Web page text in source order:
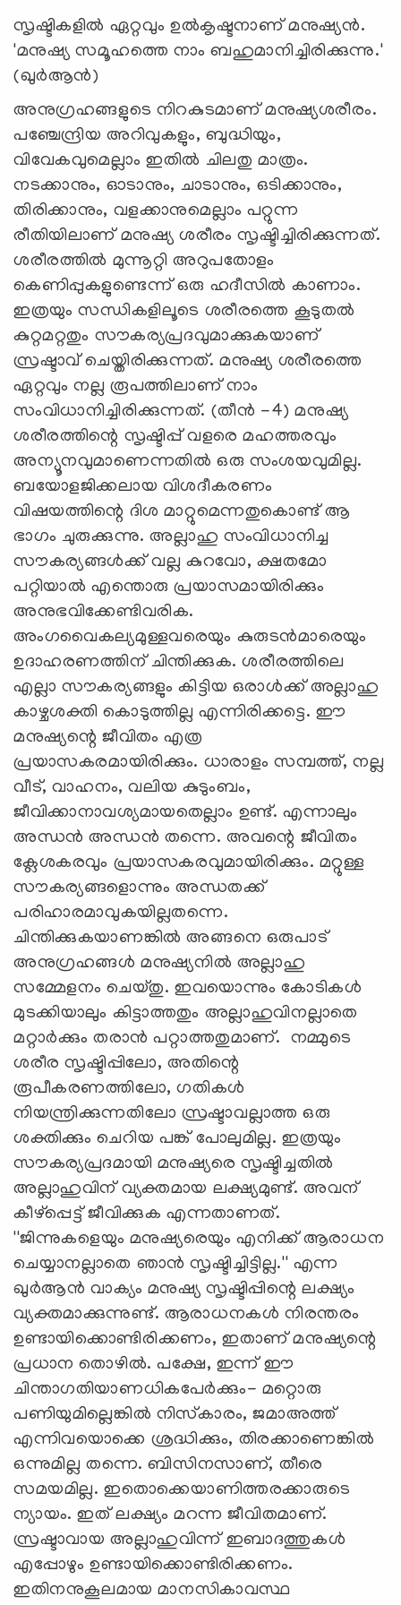
സൃഷ്ടികളില്‍ ഏറ്റവും ഉല്‍കൃഷ്ടനാണ് മനുഷ്യന്‍.
'മനുഷ്യ സമൂഹത്തെ നാം ബഹുമാനിച്ചിരിക്കുന്നു.'
(ഖുര്‍ആന്‍)
അനുഗ്രഹങ്ങളുടെ നിറകുടമാണ് മനുഷ്യശരീരം.
പഞ്ചേന്ദ്രിയ അറിവുകളും, ബുദ്ധിയും,
വിവേകവുമെല്ലാം ഇതില്‍ ചിലതു മാത്രം.
നടക്കാനും, ഓടാനും, ചാടാനും, ഒടിക്കാനും,
തിരിക്കാനും, വളക്കാനുമെല്ലാം പറ്റുന്ന
രീതിയിലാണ് മനുഷ്യ ശരീരം സൃഷ്ടിച്ചിരിക്കുന്നത്.
ശരീരത്തില്‍ മുന്നൂറ്റി അറുപതോളം
കെണിപ്പുകളുണ്ടെന്ന് ഒരു ഹദീസില്‍ കാണാം.
ഇത്രയും സന്ധികളിലൂടെ ശരീരത്തെ കൂടുതല്‍
കുറ്റമറ്റതും സൗകര്യപ്രദവുമാക്കുകയാണ്
സ്രഷ്ടാവ് ചെയ്തിരിക്കുന്നത്. മനുഷ്യ ശരീരത്തെ
ഏറ്റവും നല്ല രൂപത്തിലാണ് നാം
സംവിധാനിച്ചിരിക്കുന്നത്. (തീന്‍ -4) മനുഷ്യ
ശരീരത്തിന്റെ സൃഷ്ടിപ്പ് വളരെ മഹത്തരവും
അന്യൂനവുമാണെന്നതില്‍ ഒരു സംശയവുമില്ല.
ബയോളജിക്കലായ വിശദീകരണം
വിഷയത്തിന്റെ ദിശ മാറ്റുമെന്നതുകൊണ്ട് ആ
ഭാഗം ചുരുക്കുന്നു. അല്ലാഹു സംവിധാനിച്ച
സൗകര്യങ്ങള്‍ക്ക് വല്ല കുറവോ, ക്ഷതമോ
പറ്റിയാല്‍ എന്തൊരു പ്രയാസമായിരിക്കും
അനുഭവിക്കേണ്ടിവരിക.
അംഗവൈകല്യമുള്ളവരെയും കുരുടന്‍മാരെയും
ഉദാഹരണത്തിന് ചിന്തിക്കുക. ശരീരത്തിലെ
എല്ലാ സൗകര്യങ്ങളും കിട്ടിയ ഒരാള്‍ക്ക് അല്ലാഹു
കാഴ്ചശക്തി കൊടുത്തില്ല എന്നിരിക്കട്ടെ. ഈ
മനുഷ്യന്റെ ജീവിതം എത്ര
പ്രയാസകരമായിരിക്കും. ധാരാളം സമ്പത്ത്, നല്ല
വീട്, വാഹനം, വലിയ കുടുംബം,
ജീവിക്കാനാവശ്യമായതെല്ലാം ഉണ്ട്. എന്നാലും
അന്ധന്‍ അന്ധന്‍ തന്നെ. അവന്റെ ജീവിതം
ക്ലേശകരവും പ്രയാസകരവുമായിരിക്കും. മറ്റുള്ള
സൗകര്യങ്ങളൊന്നും അന്ധതക്ക്
പരിഹാരമാവുകയില്ലതന്നെ.
ചിന്തിക്കുകയാണങ്കില്‍ അങ്ങനെ ഒരുപാട്
അനുഗ്രഹങ്ങള്‍ മനുഷ്യനില്‍ അല്ലാഹു
സമ്മേളനം ചെയ്തു. ഇവയൊന്നും കോടികള്‍
മുടക്കിയാലും കിട്ടാത്തതും അല്ലാഹുവിനല്ലാതെ
മറ്റാര്‍ക്കും തരാന്‍ പറ്റാത്തതുമാണ്. നമ്മുടെ
ശരീര സൃഷ്ടിപ്പിലോ, അതിന്റെ
രൂപീകരണത്തിലോ, ഗതികള്‍
നിയന്ത്രിക്കുന്നതിലോ സ്രഷ്ടാവല്ലാത്ത ഒരു
ശക്തിക്കും ചെറിയ പങ്ക് പോലുമില്ല. ഇത്രയും
സൗകര്യപ്രദമായി മനുഷ്യരെ സൃഷ്ടിച്ചതില്‍
അല്ലാഹുവിന് വ്യക്തമായ ലക്ഷ്യമുണ്ട്. അവന്
കീഴ്‌പ്പെട്ട് ജീവിക്കുക എന്നതാണത്.
''ജിന്നുകളെയും മനുഷ്യരെയും എനിക്ക് ആരാധന
ചെയ്യാനല്ലാതെ ഞാന്‍ സൃഷ്ടിച്ചിട്ടില്ല.'' എന്ന
ഖുര്‍ആന്‍ വാക്യം മനുഷ്യ സൃഷ്ടിപ്പിന്റെ ലക്ഷ്യം
വ്യക്തമാക്കുന്നുണ്ട്. ആരാധനകള്‍ നിരന്തരം
ഉണ്ടായിക്കൊണ്ടിരിക്കണം, ഇതാണ് മനുഷ്യന്റെ
പ്രധാന തൊഴില്‍. പക്ഷേ, ഇന്ന് ഈ
ചിന്താഗതിയാണധികപേര്‍ക്കും- മറ്റൊരു
പണിയുമില്ലെങ്കില്‍ നിസ്‌കാരം, ജമാഅത്ത്
എന്നിവയൊക്കെ ശ്രദ്ധിക്കും, തിരക്കാണെങ്കില്‍
ഒന്നുമില്ല തന്നെ. ബിസിനസാണ്, തീരെ
സമയമില്ല. ഇതൊക്കെയാണിത്തരക്കാരുടെ
ന്യായം. ഇത് ലക്ഷ്യം മറന്ന ജീവിതമാണ്.
സ്രഷ്ടാവായ അല്ലാഹുവിന്ന് ഇബാദത്തുകള്‍
എപ്പോഴും ഉണ്ടായിക്കൊണ്ടിരിക്കണം.
ഇതിനനുകൂലമായ മാനസികാവസ്ഥ